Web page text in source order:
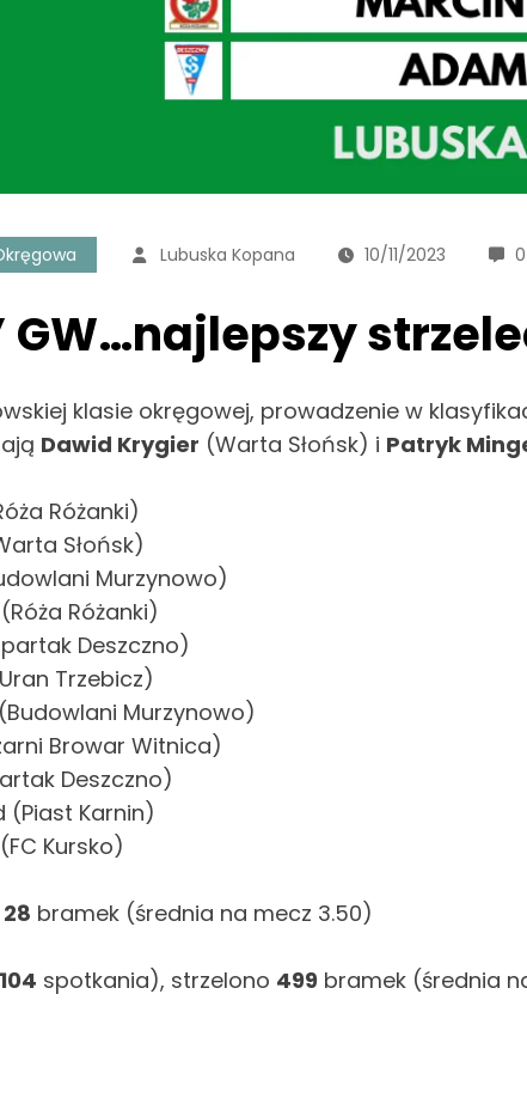
Lubuska Kopana 10/11/2023
GW…najlepszy
klasie okręgowej, prowadzenie w
Dawid Krygier (Warta Słońsk) i Patryk
Różanki)
Słońsk)
Murzynowo)
Różanki)
Deszczno)
Trzebicz)
Murzynowo)
Browar Witnica)
Deszczno)
(Piast Karnin)
Kursko)
28 bramek (średnia na mecz 3.50)
104 spotkania), strzelono 499 bramek (średnia